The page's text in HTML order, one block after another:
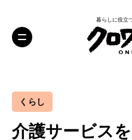
暮らしに役立
くらし
介護サービス